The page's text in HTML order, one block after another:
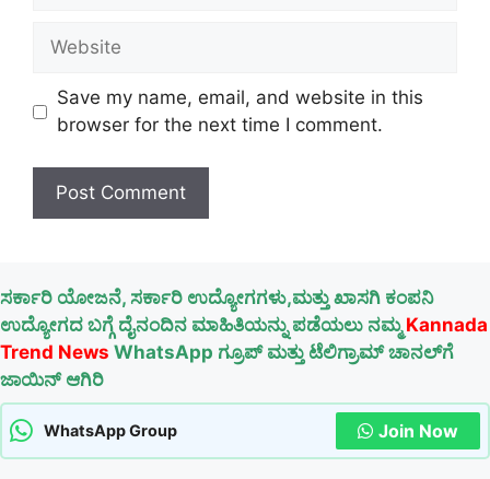
Website
Save my name, email, and website in this
browser for the next time I comment.
ಸರ್ಕಾರಿ ಯೋಜನೆ, ಸರ್ಕಾರಿ ಉದ್ಯೋಗಗಳು,ಮತ್ತು ಖಾಸಗಿ ಕಂಪನಿ
ಉದ್ಯೋಗದ ಬಗ್ಗೆ ದೈನಂದಿನ ಮಾಹಿತಿಯನ್ನು ಪಡೆಯಲು ನಮ್ಮ Kannada
Trend News WhatsApp ಗ್ರೂಪ್ ಮತ್ತು ಟೆಲಿಗ್ರಾಮ್ ಚಾನಲ್‌ಗೆ
ಜಾಯಿನ್ ಆಗಿರಿ
WhatsApp Group Join Now